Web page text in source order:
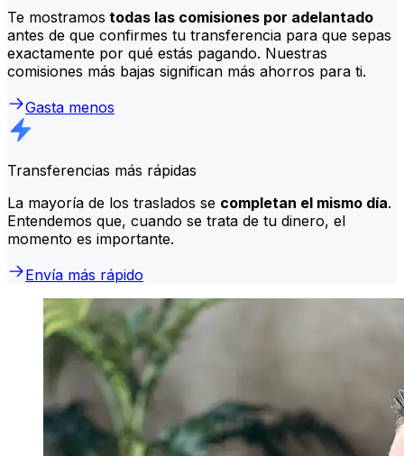
Te mostramos todas las comisiones por adelantado
antes de que confirmes tu transferencia para que sepas
exactamente por qué estás pagando. Nuestras
comisiones más bajas significan más ahorros para ti.
Gasta menos
Transferencias más rápidas
La mayoría de los traslados se completan el mismo día.
Entendemos que, cuando se trata de tu dinero, el
momento es importante.
Envía más rápido